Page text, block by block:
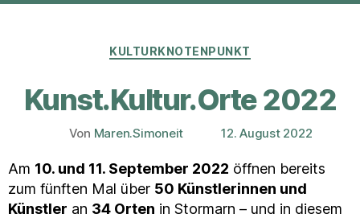
Kategorien
KULTURKNOTENPUNKT
Kunst.Kultur.Orte 2022
Beitragsautor
Von Maren.Simoneit Veröffentlichungsdatum
12. August 2022
Am 10. und 11. September 2022 öffnen bereits
zum fünften Mal über 50 Künstlerinnen und
Künstler an 34 Orten in Stormarn – und in diesem